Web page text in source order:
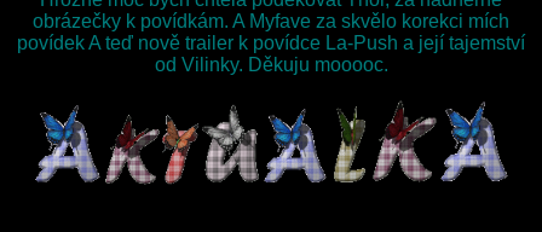
obrázečky k povídkám. A Myfave za skvělo korekci mích
povídek A teď nově trailer k povídce La-Push a její tajemství
od Vilinky. Děkuju mooooc.